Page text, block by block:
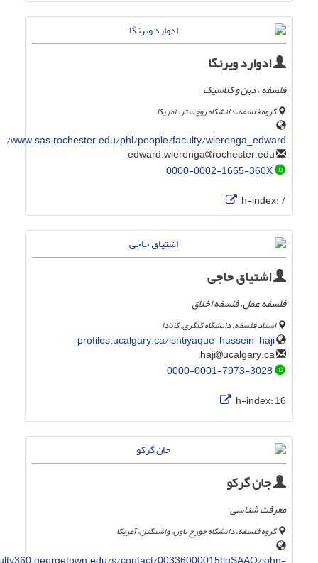
ادوارد ویرنگا
فلسفه ، دین و کلاسیک
گروه فلسفه، دانشگاه روچستر، آمریکا
www.sas.rochester.edu/phl/people/faculty/wierenga_edward/
rochester.edu
0000-0002-1665-360X
h-index:7
اشتیاق حاجی
فلسفه عمل، فلسفه اخلاق
استاد فلسفه، دانشگاه کلگری، کانادا
profiles.ucalgary.ca/ishtiyaque-hussein-haji
ucalgary.ca
0000-0001-7973-3028
h-index:16
جان گرکو
معرفت شناسی
گروه فلسفه، دانشگاه جورج تاون، واشنگتن، آمریکا